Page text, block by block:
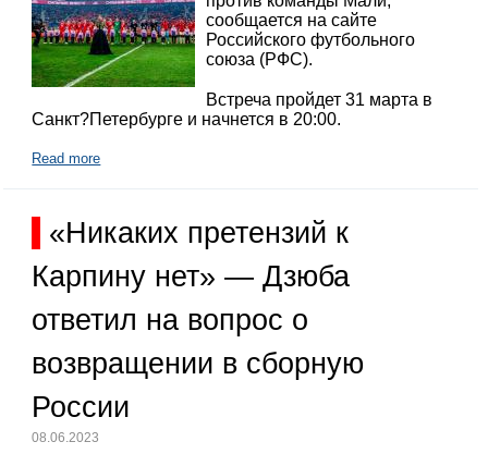
сообщается на сайте
Российского футбольного
союза (РФС).
Встреча пройдет 31 марта в
Санкт?Петербурге и начнется в 20:00.
Read more
«Никаких претензий к
Карпину нет» — Дзюба
ответил на вопрос о
возвращении в сборную
России
08.06.2023